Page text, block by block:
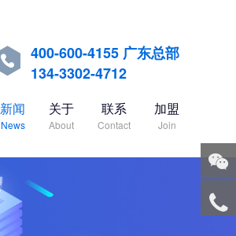

400-600-4155 广东总部
134-3302-4712
新闻
News
关于
About
联系
Contact
加盟
Join
微信